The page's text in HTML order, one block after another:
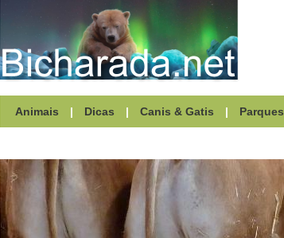
Animais | Dicas | Canis & Gatis | Parques